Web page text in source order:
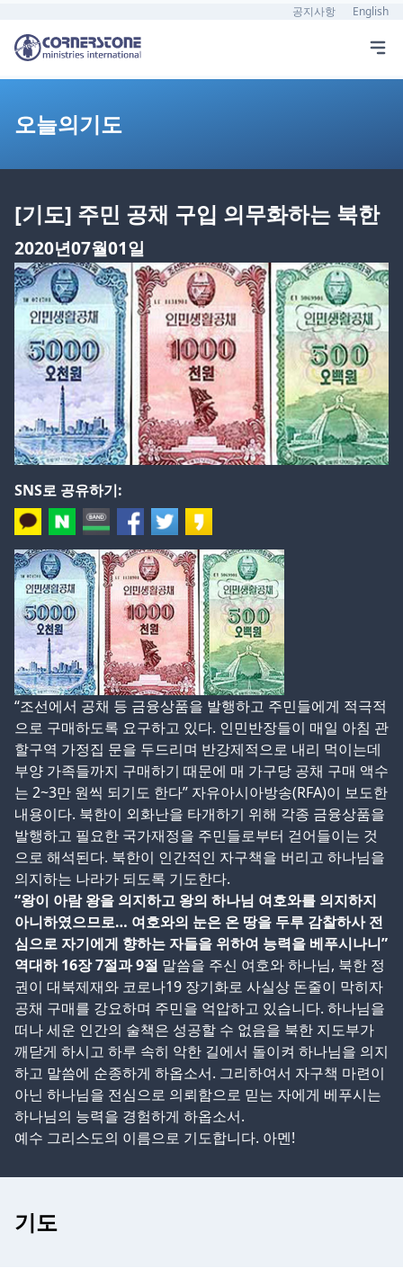
공지사항 English
오늘의기도
[기도] 주민 공채 구입 의무화하는 북한
2020년07월01일
SNS로 공유하기:
“조선에서 공채 등 금융상품을 발행하고 주민들에게 적극적
으로 구매하도록 요구하고 있다. 인민반장들이 매일 아침 관
할구역 가정집 문을 두드리며 반강제적으로 내리 먹이는데
부양 가족들까지 구매하기 때문에 매 가구당 공채 구매 액수
는 2~3만 원씩 되기도 한다” 자유아시아방송(RFA)이 보도한
내용이다. 북한이 외화난을 타개하기 위해 각종 금융상품을
발행하고 필요한 국가재정을 주민들로부터 걷어들이는 것
으로 해석된다. 북한이 인간적인 자구책을 버리고 하나님을
의지하는 나라가 되도록 기도한다.
“왕이 아람 왕을 의지하고 왕의 하나님 여호와를 의지하지
아니하였으므로… 여호와의 눈은 온 땅을 두루 감찰하사 전
심으로 자기에게 향하는 자들을 위하여 능력을 베푸시나니”
역대하 16장 7절과 9절 말씀을 주신 여호와 하나님, 북한 정
권이 대북제재와 코로나19 장기화로 사실상 돈줄이 막히자
공채 구매를 강요하며 주민을 억압하고 있습니다. 하나님을
떠나 세운 인간의 술책은 성공할 수 없음을 북한 지도부가
깨닫게 하시고 하루 속히 악한 길에서 돌이켜 하나님을 의지
하고 말씀에 순종하게 하옵소서. 그리하여서 자구책 마련이
아닌 하나님을 전심으로 의뢰함으로 믿는 자에게 베푸시는
하나님의 능력을 경험하게 하옵소서.
예수 그리스도의 이름으로 기도합니다. 아멘!
기도